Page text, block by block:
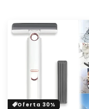
Oferta 30%